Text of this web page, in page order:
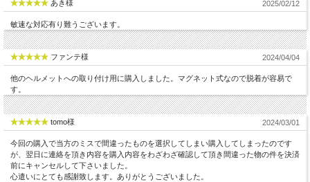
あき様 2025/02/12
敏速な対応有り難うございます。
ファンテ様 2024/04/04
他のヘルメットへの取り付け用に購入しました。マグネット式なので脱着が容易で
す。
tomo様 2024/03/01
今回の購入で当方のミスで間違ったものを選択してしまい購入してしまったのです
が、翌日に連絡を頂き内容を購入内容をわざわざ確認して頂き間違った物の件を決済
前にキャンセルして下さいました。
心遣いにとても感謝致します。ありがとうございました。